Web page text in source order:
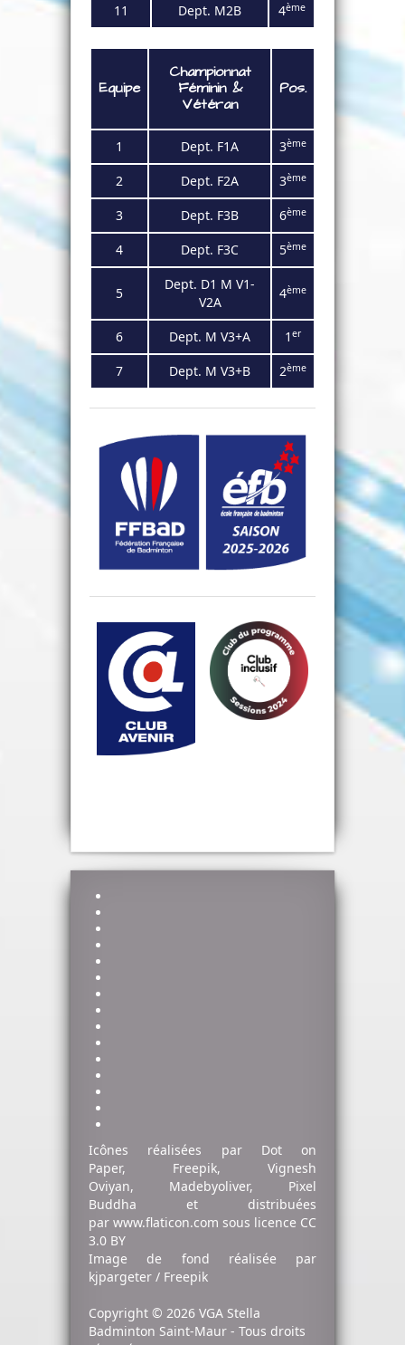
11 Dept. M2B 4ème
Equipe
Championnat
Féminin&
Vétéran
Pos.
1 Dept. F1A 3ème
2 Dept. F2A 3ème
3 Dept. F3B 6ème
4 Dept. F3C 5ème
5
Dept. D1 M V1-
V2A
4ème
6 Dept. M V3+A 1 er
7 Dept. M V3+B 2ème
Icônes réalisées par Dot on
Paper, Freepik, Vignesh
Oviyan, Madebyoliver, Pixel
Buddha et distribuées
par www.flaticon.com sous licence CC
3.0 BY
Image de fond réalisée par
kjpargeter / Freepik
Copyright © 2026 VGA Stella
Badminton Saint-Maur - Tous droits